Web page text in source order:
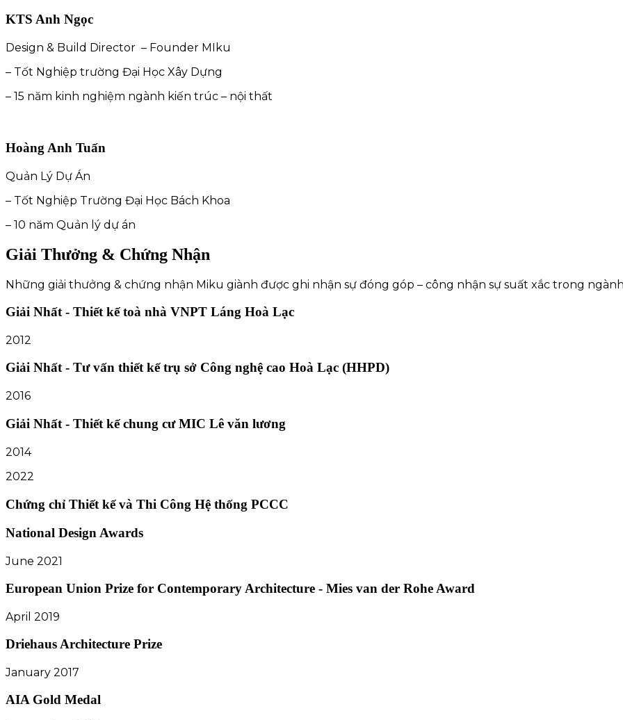
KTS Anh Ngọc
Design & Build Director – Founder MIku
– Tốt Nghiệp trường Đại Học Xây Dựng
– 15 năm kinh nghiệm ngành kiến trúc – nội thất
Hoàng Anh Tuấn
Quản Lý Dự Án
– Tốt Nghiệp Trường Đại Học Bách Khoa
– 10 năm Quản lý dự án
Giải Thưởng & Chứng Nhận
Những giải thưởng & chứng nhận Miku giành được ghi nhận sự đóng góp – công nhận sự suất xắc trong
Giải Nhất - Thiết kế toà nhà VNPT Láng Hoà Lạc
2012
Giải Nhất - Tư vấn thiết kế trụ sở Công nghệ cao Hoà Lạc (HHPD)
2016
Giải Nhất - Thiết kế chung cư MIC Lê văn lương
2014
2022
Chứng chỉ Thiết kế và Thi Công Hệ thống PCCC
National Design Awards
June 2021
European Union Prize for Contemporary Architecture - Mies van der Rohe Award
April 2019
Driehaus Architecture Prize
January 2017
AIA Gold Medal